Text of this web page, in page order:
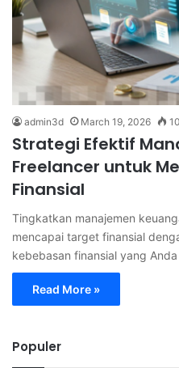
admin3d March 19, 2026 10
Strategi Efektif
Freelancer untuk
Finansial
Tingkatkan manajemen
mencapai target finansial
kebebasan finansial yang
Read More »
Populer